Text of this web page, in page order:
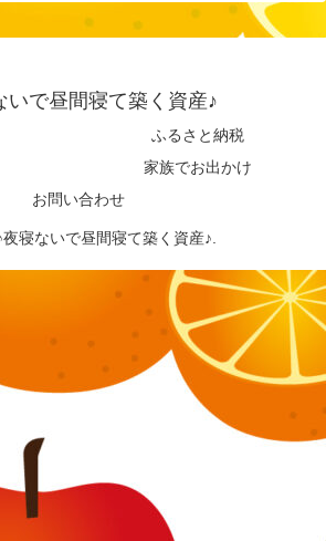
いで昼間寝て築く資産♪
ふるさと納税
家族でお出かけ
お問い合わせ
寝ないで昼間寝て築く資産♪.